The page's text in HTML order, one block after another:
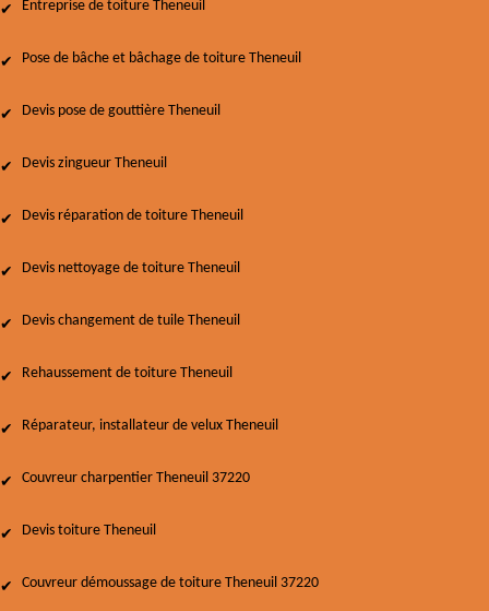
Entreprise de toiture Theneuil
Pose de bâche et bâchage de toiture Theneuil
Devis pose de gouttière Theneuil
Devis zingueur Theneuil
Devis réparation de toiture Theneuil
Devis nettoyage de toiture Theneuil
Devis changement de tuile Theneuil
Rehaussement de toiture Theneuil
Réparateur, installateur de velux Theneuil
Couvreur charpentier Theneuil 37220
Devis toiture Theneuil
Couvreur démoussage de toiture Theneuil 37220